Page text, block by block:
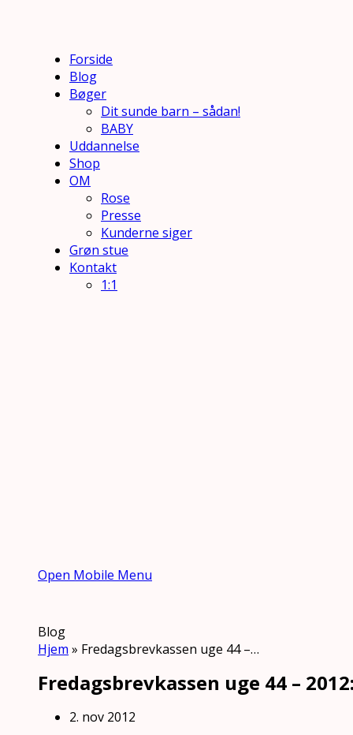
Forside
Blog
Bøger
Dit sunde barn – sådan!
BABY
Uddannelse
Shop
OM
Rose
Presse
Kunderne siger
Grøn stue
Kontakt
1:1
Open Mobile Menu
Blog
Hjem » Fredagsbrevkassen uge 44 –…
Fredagsbrevkassen uge 44 –
2. nov 2012